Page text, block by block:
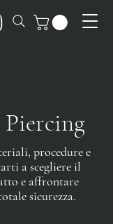
procedure e
a scegliere il
e affrontare
sicurezza.